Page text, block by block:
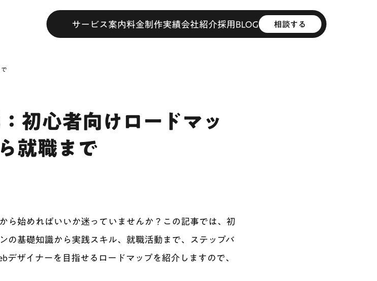
サービス案内料金制作実績会社紹介採用 BLOG 相談する
で
初心者向けロードマッ
就職まで
ら始めればいいか迷っていませんか？この記事では、初
の基礎知識から実践スキル、就職活動まで、ステップバ
デザイナーを目指せるロードマップを紹介しますので、